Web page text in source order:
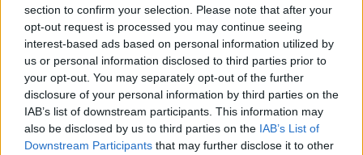
section to confirm your selection. Please note that after your
opt-out request is processed you may continue seeing
interest-based ads based on personal information utilized by
us or personal information disclosed to third parties prior to
your opt-out. You may separately opt-out of the further
disclosure of your personal information by third parties on the
IAB’s list of downstream participants. This information may
also be disclosed by us to third parties on the IAB’s List of
Downstream Participants that may further disclose it to other
Ο έλεγχος των παραπάνω θα πραγματοποιείται
υποχρεωτικά από τις αεροπορικές και τις
ακτοπλοϊκές εταιρείες, και υπόχρεοι θα είναι όλοι
οι ημεδαποί και αλλοδαποί ταξιδιώτες άνω των 5
ετών.
Τι ανοίγει στη συνέχεια